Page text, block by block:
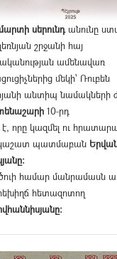
սերունդանունը
շրջանի հայ
ամենավառ
մեկի՝ Ռուբեն
անտիպ նամակների
10-րդ
որը կազմել ու
պատմաբան
համար մանրամասն
հետազոտող